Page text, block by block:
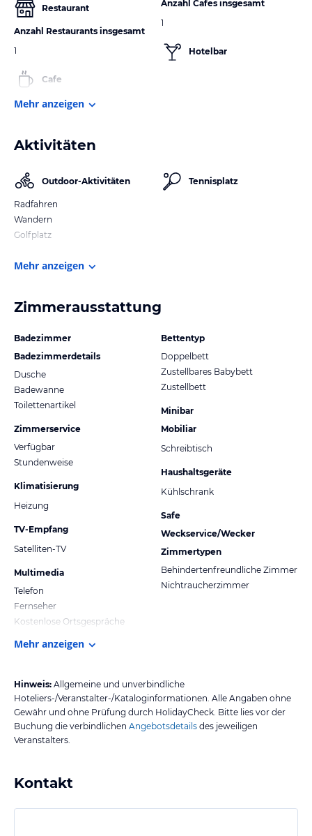
Restaurant
Anzahl Restaurants insgesamt
1
Cafe
Anzahl Cafes insgesamt
1
Hotelbar
Mehr anzeigen
Aktivitäten
Outdoor-Aktivitäten
Radfahren
Wandern
Golfplatz
Tennisplatz
Mehr anzeigen
Zimmerausstattung
Badezimmer
Badezimmerdetails
Dusche
Badewanne
Toilettenartikel
Zimmerservice
Verfügbar
Stundenweise
Klimatisierung
Heizung
TV-Empfang
Satelliten-TV
Multimedia
Telefon
Fernseher
Kostenlose Ortsgespräche
Bettentyp
Doppelbett
Zustellbares Babybett
Zustellbett
Minibar
Mobiliar
Schreibtisch
Haushaltsgeräte
Kühlschrank
Safe
Weckservice/Wecker
Zimmertypen
Behindertenfreundliche Zimmer
Nichtraucherzimmer
Mehr anzeigen
Hinweis: Allgemeine und unverbindliche
Hoteliers-/Veranstalter-/Kataloginformationen. Alle Angaben ohne
Gewähr und ohne Prüfung durch HolidayCheck. Bitte lies vor der
Buchung die verbindlichen Angebotsdetails des jeweiligen
Veranstalters.
Kontakt